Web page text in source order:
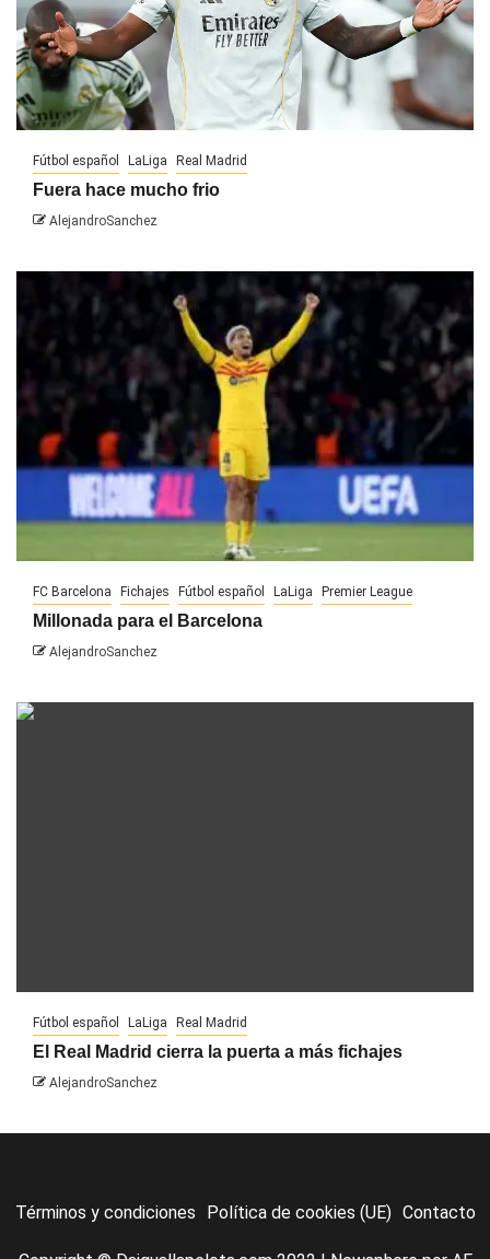
Fútbol español LaLiga Real Madrid
Fuera hace mucho frio
AlejandroSanchez
FC Barcelona Fichajes Fútbol español LaLiga Premier League
Millonada para el Barcelona
AlejandroSanchez
Fútbol español LaLiga Real Madrid
El Real Madrid cierra la puerta a más fichajes
AlejandroSanchez
Términos y condiciones Política de cookies (UE) Contacto